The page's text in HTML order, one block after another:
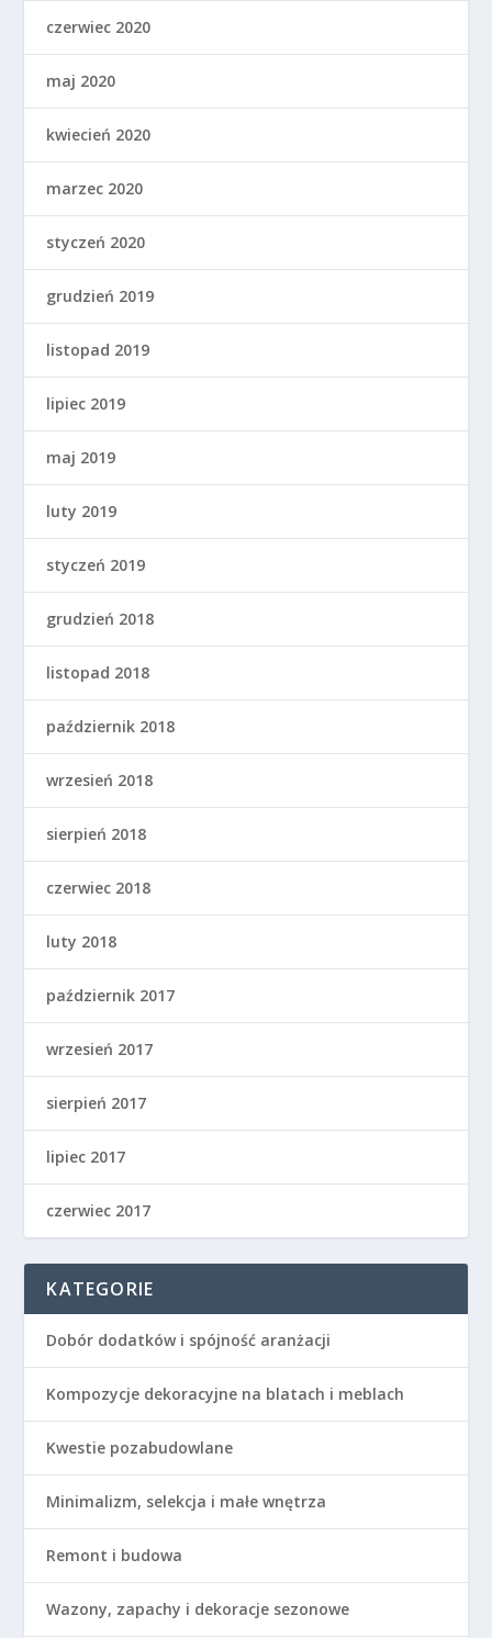
czerwiec 2020
maj 2020
kwiecień 2020
marzec 2020
styczeń 2020
grudzień 2019
listopad 2019
lipiec 2019
maj 2019
luty 2019
styczeń 2019
grudzień 2018
listopad 2018
październik 2018
wrzesień 2018
sierpień 2018
czerwiec 2018
luty 2018
październik 2017
wrzesień 2017
sierpień 2017
lipiec 2017
czerwiec 2017
KATEGORIE
Dobór dodatków i spójność aranżacji
Kompozycje dekoracyjne na blatach i meblach
Kwestie pozabudowlane
Minimalizm, selekcja i małe wnętrza
Remont i budowa
Wazony, zapachy i dekoracje sezonowe